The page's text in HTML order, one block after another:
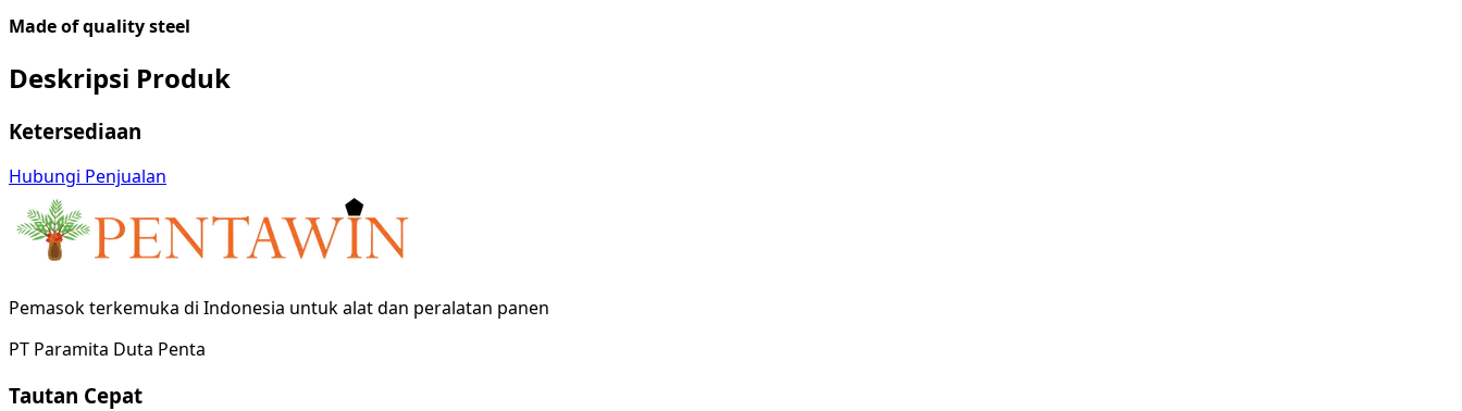
Madeofqualitysteel
Deskripsi Produk
Ketersediaan
Hubungi Penjualan
Pemasok terkemuka di Indonesia untuk alat dan peralatan panen
PT Paramita Duta Penta
Tautan Cepat